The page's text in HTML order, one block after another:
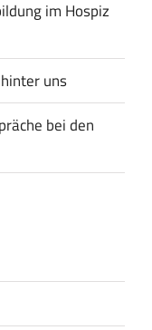
im Hospiz
uns
bei den